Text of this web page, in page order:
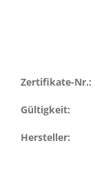
Zertifikate-Nr.:
Gültigkeit:
Hersteller: